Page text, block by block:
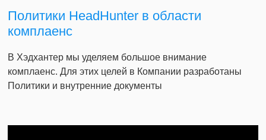
Политики HeadHunter в области
комплаенс
В Хэдхантер мы уделяем большое внимание
комплаенс. Для этих целей в Компании разработаны
Политики и внутренние документы